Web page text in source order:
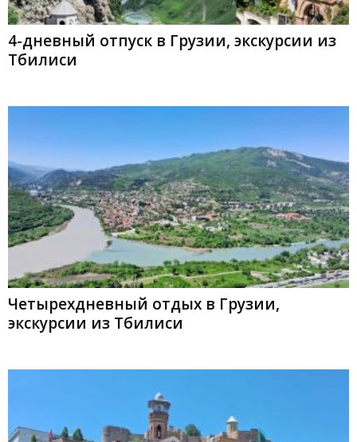
4-дневный отпуск в Грузии, экскурсии из
Тбилиси
Четырехдневный отдых в Грузии,
экскурсии из Тбилиси